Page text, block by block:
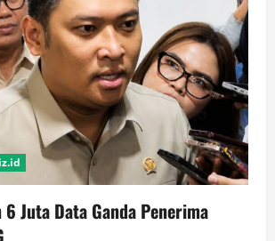
6 Juta Data Ganda Penerima